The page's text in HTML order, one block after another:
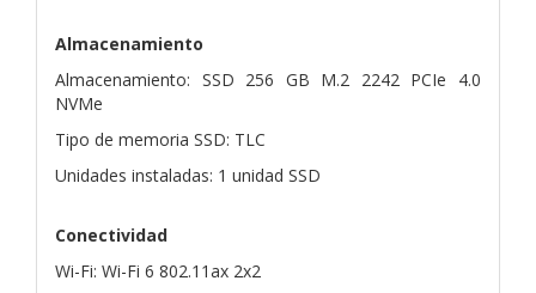
Almacenamiento
Almacenamiento: SSD 256 GB M.2 2242 PCIe 4.0
NVMe
Tipo de memoria SSD: TLC
Unidades instaladas: 1 unidad SSD
Conectividad
Wi-Fi: Wi-Fi 6 802.11ax 2x2